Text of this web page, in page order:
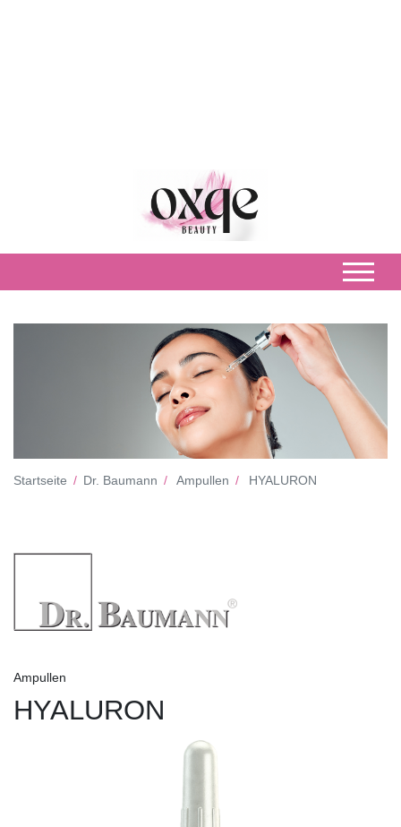
Startseite Dr. Baumann Ampullen HYALURON
Ampullen
HYALURON